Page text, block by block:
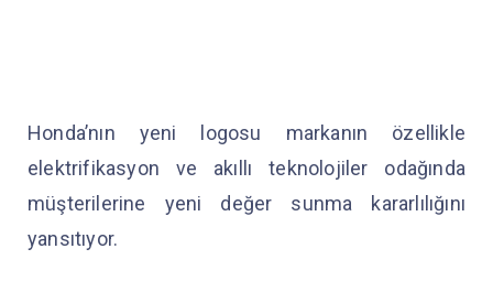
Honda’nın yeni logosu markanın özellikle
elektrifikasyon ve akıllı teknolojiler odağında
müşterilerine yeni değer sunma kararlılığını
yansıtıyor.